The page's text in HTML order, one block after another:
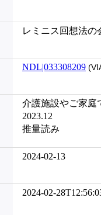
レミニス回想法の
NDL|033308209
介護施設やご家庭
2023.12
推量読み
2024-02-13
2024-02-